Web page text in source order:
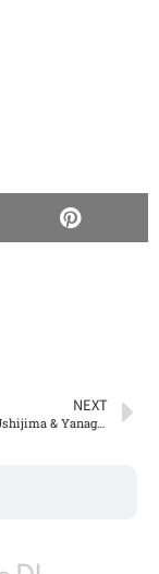
NEXT
2017.12.06 DJ Ushijima & Yanagida 「２人会」 @Lang Disc